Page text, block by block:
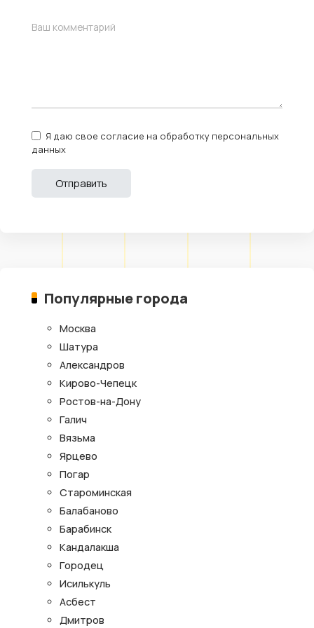
Я даю свое согласие на обработку персональных
данных
Популярные города
Москва
Шатура
Александров
Кирово-Чепецк
Ростов-на-Дону
Галич
Вязьма
Ярцево
Погар
Староминская
Балабаново
Барабинск
Кандалакша
Городец
Исилькуль
Асбест
Дмитров